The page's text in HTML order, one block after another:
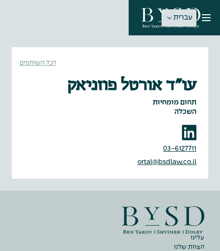
עברית
עו״ד אורטל פוזניאק
תחום מומחיות
השכלה
03-6127711
ortal@bsdlaw.co.il
לכל השותפים
עלינו
הצוות שלנו